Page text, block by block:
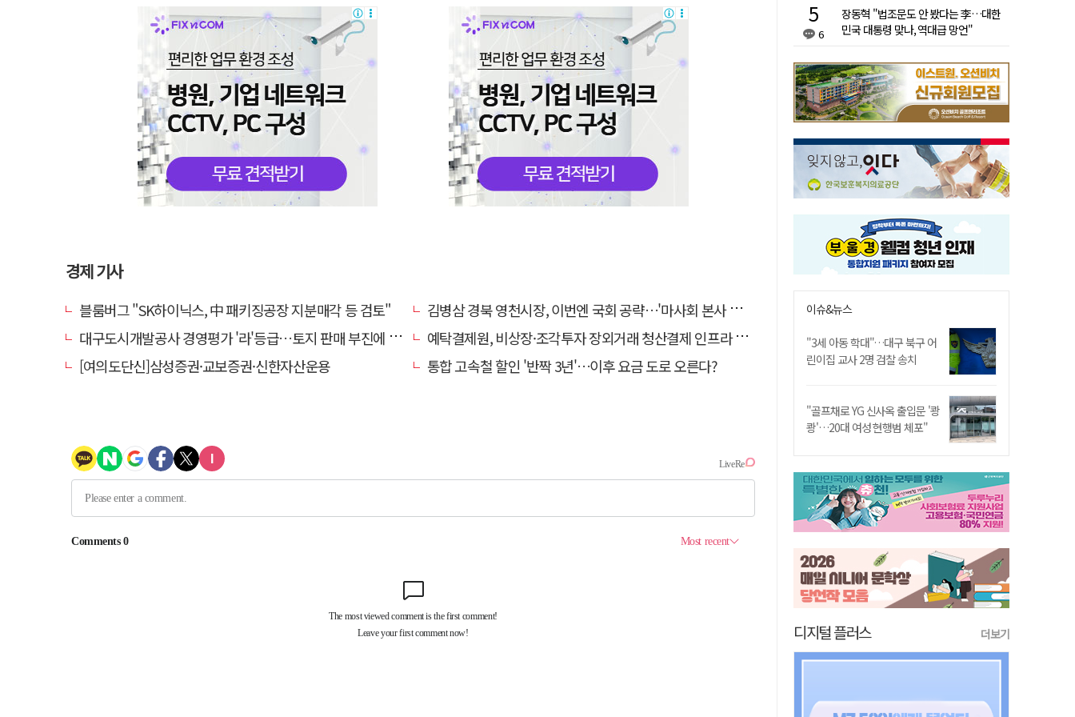
경제 기사
블룸버그 "SK하이닉스, 中 패키징공장 지분매각 등 검토"
김병삼 경북 영천시장, 이번엔 국회 공략…'마사회 본사 이전·광역교통망 확충' 요청
대구도시개발공사 경영평가 '라'등급…토지 판매 부진에 1년 만에 두 단계 '뚝'
예탁결제원, 비상장·조각투자 장외거래 청산결제 인프라 구축 착수…연내 가동
[여의도단신]삼성증권·교보증권·신한자산운용
통합 고속철 할인 '반짝 3년'…이후 요금 도로 오른다?
6
장동혁 "법조문도 안 봤다는 李…대한
민국 대통령 맞나, 역대급 망언"
이슈&뉴스
"3세 아동 학대"…대구 북구 어
린이집 교사 2명 검찰 송치
"골프채로 YG 신사옥 출입문 '쾅
쾅'…20대 여성 현행범 체포"
디지털 플러스 더보기